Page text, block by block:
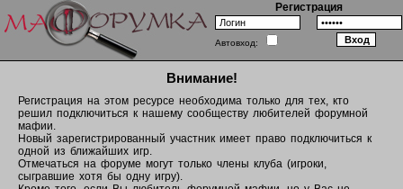
Регистрация
Автовход:
Внимание!
Регистрация на этом ресурсе необходима только для тех, кто
решил подключиться к нашему сообществу любителей форумной
мафии.
Новый зарегистрированный участник имеет право подключиться к
одной из ближайших игр.
Отмечаться на форуме могут только члены клуба (игроки,
сыгравшие хотя бы одну игру).